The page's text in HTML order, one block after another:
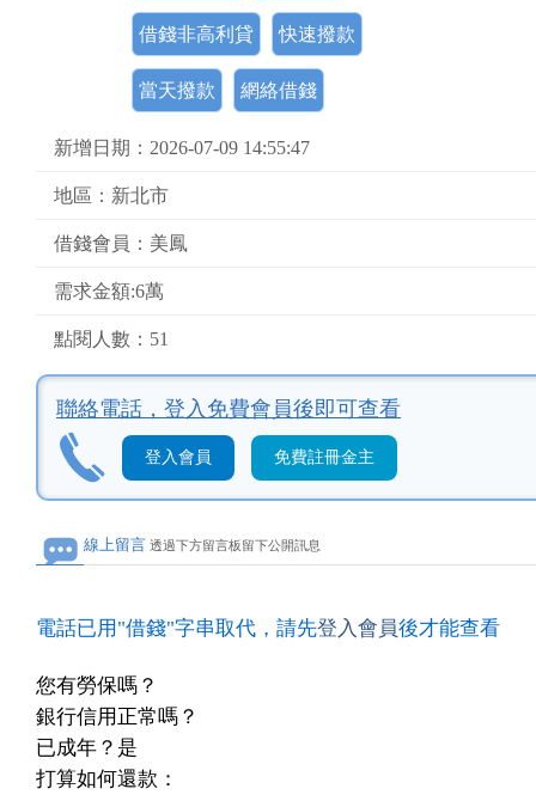
借錢非高利貸 快速撥款
當天撥款 網絡借錢
新增日期：2026-07-09 14:55:47
地區：新北市
借錢會員：美鳳
需求金額:6萬
點閱人數：51
聯絡電話， 登入免費會員後即可查看
登入會員 免費註冊金主
線上留言 透過下方留言板留下公開訊息
電話已用"借錢"字串取代，請先登入會員後才能查看
您有勞保嗎？
銀行信用正常嗎？
已成年？是
打算如何還款：